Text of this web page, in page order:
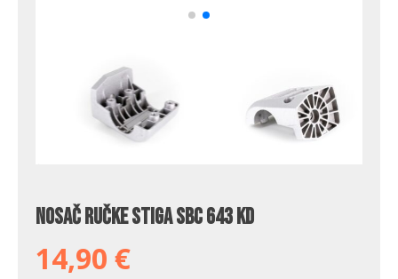
Nosač ručke Stiga SBC 643 KD
14,90 €